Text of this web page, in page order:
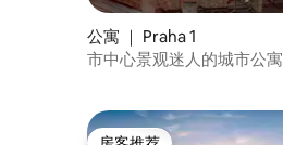
公寓 ｜ Praha 1
市中心景观迷人的城市公寓